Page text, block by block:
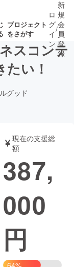
プロジェクト
をさがす
音楽
ゲーム・サ
ロ
グ
イ
ン
/
新
規
会
員
登
録
スコンテ
い！
グッド
現在の支援総
額
387,
000
円
64%